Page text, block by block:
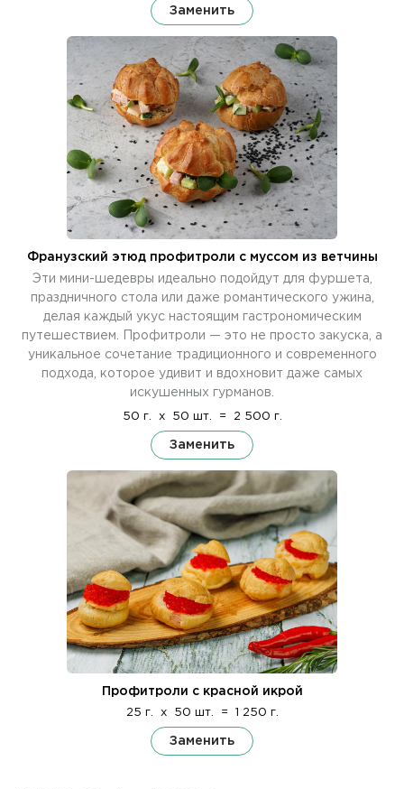
Заменить
Франузский этюд профитроли с муссом из ветчины
Эти мини-шедевры идеально подойдут для фуршета,
праздничного стола или даже романтического ужина,
делая каждый укус настоящим гастрономическим
путешествием. Профитроли — это не просто закуска, а
уникальное сочетание традиционного и современного
подхода, которое удивит и вдохновит даже самых
искушенных гурманов.
50 г. x 50 шт. = 2 500 г.
Заменить
Профитроли с красной икрой
25 г. x 50 шт. = 1 250 г.
Заменить